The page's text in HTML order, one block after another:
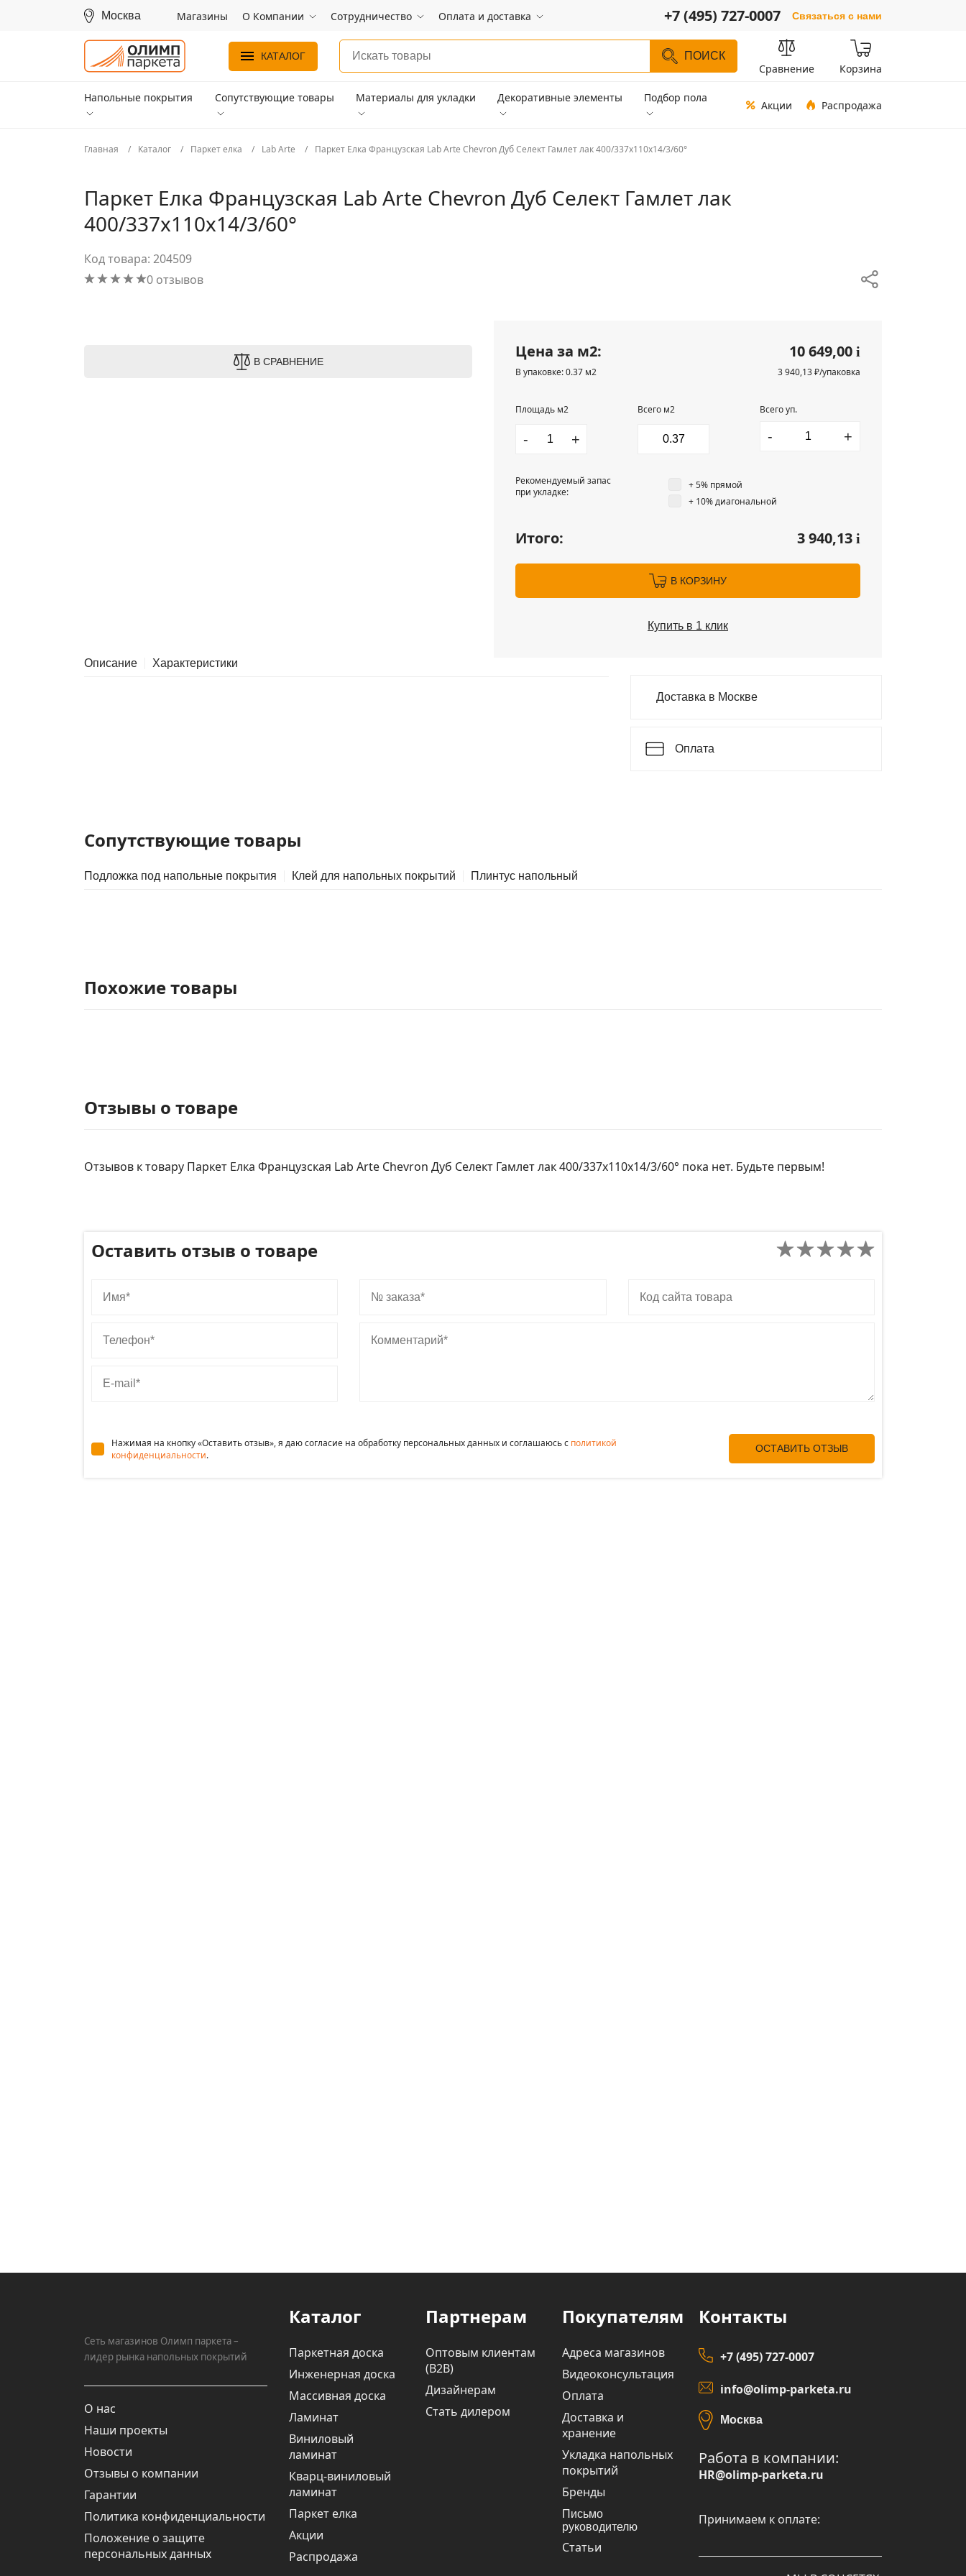
Москва Магазины О Компании Сотрудничество Оплата и доставка +7 (495) 727-0007 Связаться с нами
КАТАЛОГ ПОИСК
Сравнение Корзина
Напольные покрытия Сопутствующие товары Материалы для укладки Декоративные элементы Подбор пола
Акции Распродажа
Главная Каталог Паркет елка Lab Arte Паркет Елка Французская Lab Arte Chevron Дуб Селект Гамлет лак 400/337х110х14/3/60°
Паркет Елка Французская Lab Arte Chevron Дуб Селект Гамлет лак
400/337х110х14/3/60°
Код товара: 204509
0 отзывов
В СРАВНЕНИЕ
Цена за м2: 10 649,00 i
В упаковке: 0.37 м2 3 940,13 ₽/упаковка
Площадь м2
- +
Всего м2 Всего уп.
- +
Рекомендуемый запас
при укладке:
+ 5% прямой
+ 10% диагональной
Итого: 3 940,13 i
В КОРЗИНУ
Купить в 1 клик
Описание Характеристики
Доставка в Москве
Оплата
Сопутствующие товары
Подложка под напольные покрытия Клей для напольных покрытий Плинтус напольный
Похожие товары
Отзывы о товаре
Отзывов к товару Паркет Елка Французская Lab Arte Chevron Дуб Селект Гамлет лак 400/337х110х14/3/60° пока нет. Будьте первым!
Оставить отзыв о товаре
Нажимая на кнопку «Оставить отзыв», я даю согласие на обработку персональных данных и соглашаюсь c политикой
конфиденциальности.
ОСТАВИТЬ ОТЗЫВ
Сеть магазинов Олимп паркета –
лидер рынка напольных покрытий
О нас
Наши проекты
Новости
Отзывы о компании
Гарантии
Политика конфиденциальности
Положение о защите
персональных данных
Каталог
Паркетная доска
Инженерная доска
Массивная доска
Ламинат
Виниловый
ламинат
Кварц-виниловый
ламинат
Паркет елка
Акции
Распродажа
Партнерам
Оптовым клиентам
(В2В)
Дизайнерам
Стать дилером
Покупателям
Адреса магазинов
Видеоконсультация
Оплата
Доставка и
хранение
Укладка напольных
покрытий
Бренды
Письмо
руководителю
Статьи
Контакты
+7 (495) 727-0007
info@olimp-parketa.ru
Москва
Работа в компании:
HR@olimp-parketa.ru
Принимаем к оплате: